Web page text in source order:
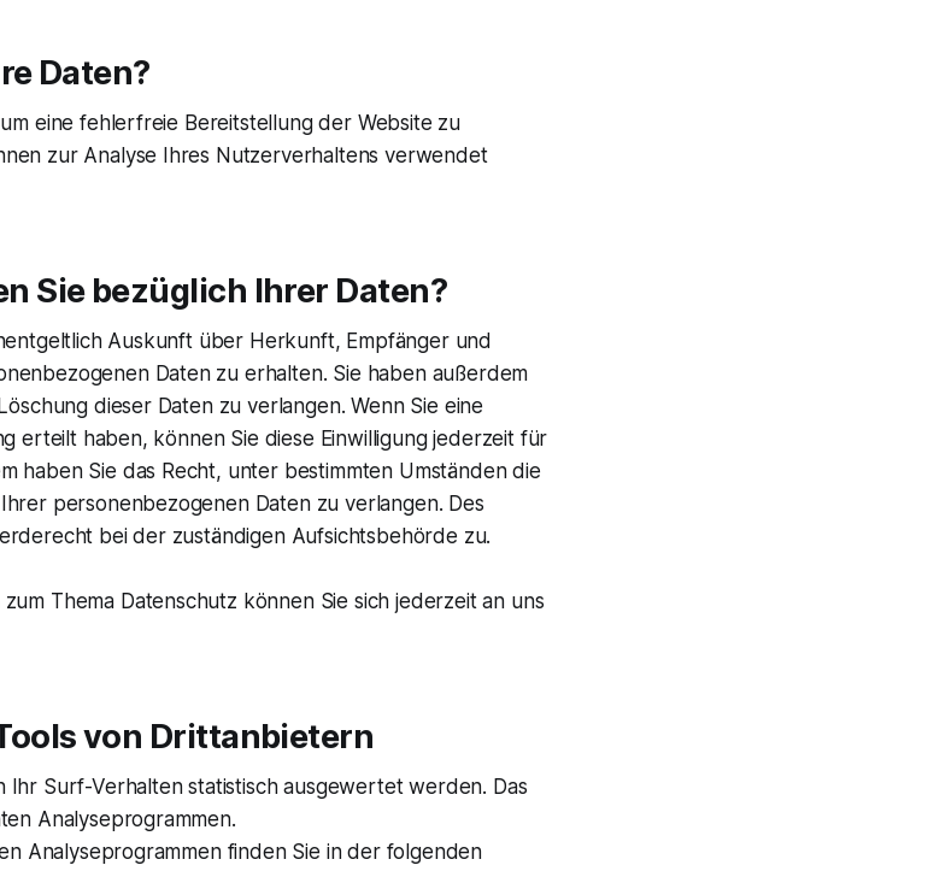
Daten?
eine fehlerfreie Bereitstellung der Website zu
zur Analyse Ihres Nutzerverhaltens verwendet
Sie bezüglich Ihrer Daten?
Auskunft über Herkunft, Empfänger und
Daten zu erhalten. Sie haben außerdem
dieser Daten zu verlangen. Wenn Sie eine
erteilt haben, können Sie diese Einwilligung jederzeit für
haben Sie das Recht, unter bestimmten Umständen die
personenbezogenen Daten zu verlangen. Des
bei der zuständigen Aufsichtsbehörde zu.
Thema Datenschutz können Sie sich jederzeit an uns
von Dritt­anbietern
Ihr Surf-Verhalten statistisch ausgewertet werden. Das
Analyseprogrammen.
Analyseprogrammen finden Sie in der folgenden